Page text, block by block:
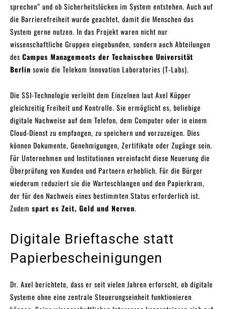
sprechen“ und ob Sicherheitslücken im System entstehen. Auch auf
die Barrierefreiheit wurde geachtet, damit die Menschen das
System gerne nutzen. In das Projekt waren nicht nur
wissenschaftliche Gruppen eingebunden, sondern auch Abteilungen
des Campus Managements der Technischen Universität
Berlin sowie die Telekom Innovation Laboratories (T-Labs).
Die SSI-Technologie verleiht dem Einzelnen laut Axel Küpper
gleichzeitig Freiheit und Kontrolle. Sie ermöglicht es, beliebige
digitale Nachweise auf dem Telefon, dem Computer oder in einem
Cloud-Dienst zu empfangen, zu speichern und vorzuzeigen. Dies
können Dokumente, Genehmigungen, Zertifikate oder Zugänge sein.
Für Unternehmen und Institutionen vereinfacht diese Neuerung die
Überprüfung von Kunden und Partnern erheblich. Für die Bürger
wiederum reduziert sie die Warteschlangen und den Papierkram,
der für den Nachweis eines bestimmten Status erforderlich ist.
Zudem spart es Zeit, Geld und Nerven.
Digitale Brieftasche statt
Papierbescheinigungen
Dr. Axel berichtete, dass er seit vielen Jahren erforscht, ob digitale
Systeme ohne eine zentrale Steuerungseinheit funktionieren